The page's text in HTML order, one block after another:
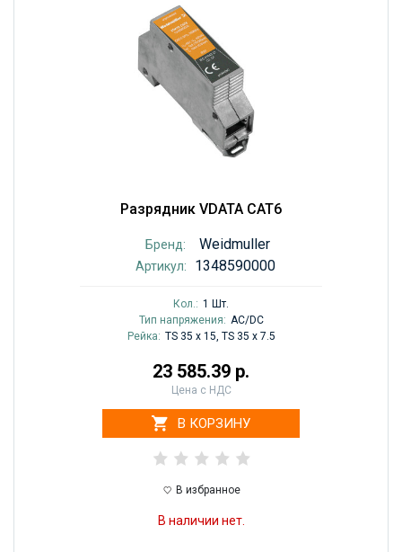
Разрядник VDATA CAT6
Бренд: Weidmuller
Артикул: 1348590000
Кол.: 1 Шт.
Тип напряжения: AC/DC
Рейка: TS 35 x 15, TS 35 x 7.5
23 585.39 р.
Цена с НДС
В КОРЗИНУ
В избранное
В наличии нет.